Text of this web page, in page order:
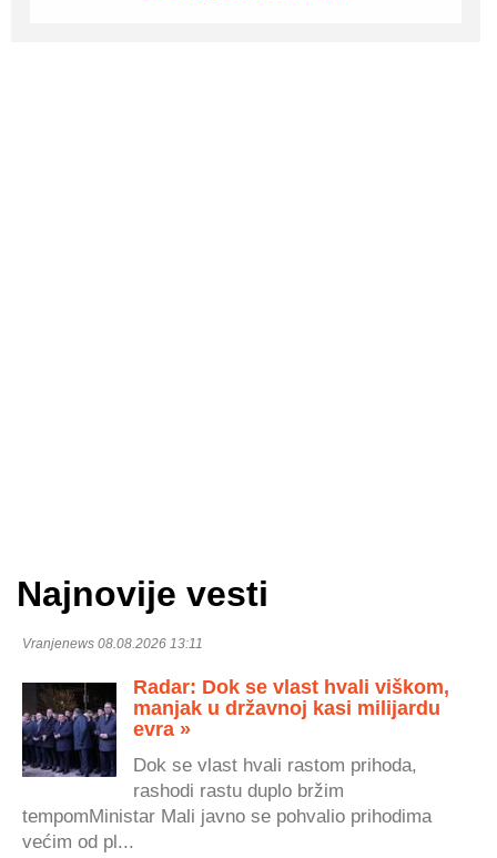
Najnovije vesti
Vranjenews 08.08.2026 13:11
Radar: Dok se vlast hvali viškom,
manjak u državnoj kasi milijardu
evra »
Dok se vlast hvali rastom prihoda,
rashodi rastu duplo bržim
tempomMinistar Mali javno se pohvalio prihodima
većim od pl...